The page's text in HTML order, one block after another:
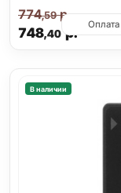
748,40р.
774,59р.
В наличии